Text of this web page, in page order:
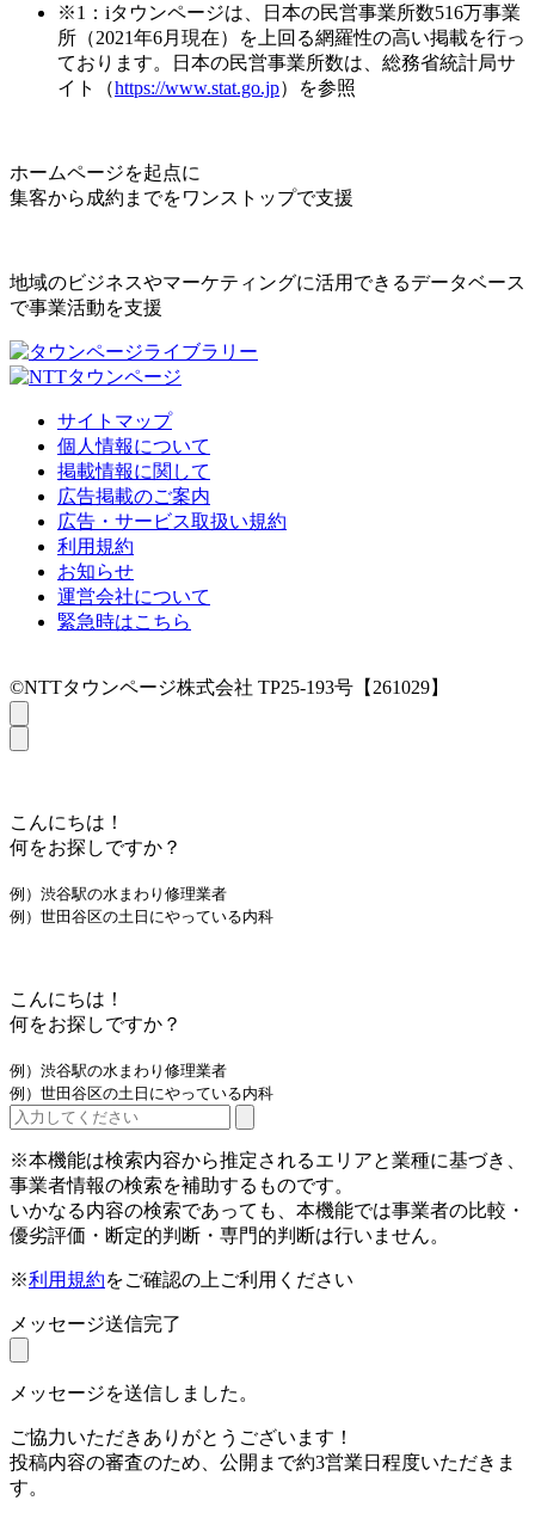
※1：iタウンページは、日本の民営事業所数516万事業
所（2021年6月現在）を上回る網羅性の高い掲載を行っ
ております。日本の民営事業所数は、総務省統計局サ
イト（https://www.stat.go.jp）を参照
ホームページを起点に
集客から成約までをワンストップで支援
地域のビジネスやマーケティングに活用できるデータベース
で事業活動を支援
サイトマップ
個人情報について
掲載情報に関して
広告掲載のご案内
広告・サービス取扱い規約
利用規約
お知らせ
運営会社について
緊急時はこちら
©NTTタウンページ株式会社 TP25-193号【261029】
こんにちは！
何をお探しですか？
例）渋谷駅の水まわり修理業者
例）世田谷区の土日にやっている内科
こんにちは！
何をお探しですか？
例）渋谷駅の水まわり修理業者
例）世田谷区の土日にやっている内科
※本機能は検索内容から推定されるエリアと業種に基づき、
事業者情報の検索を補助するものです。
いかなる内容の検索であっても、本機能では事業者の比較・
優劣評価・断定的判断・専門的判断は行いません。
※利用規約をご確認の上ご利用ください
メッセージ送信完了
メッセージを送信しました。
ご協力いただきありがとうございます！
投稿内容の審査のため、公開まで約3営業日程度いただきま
す。